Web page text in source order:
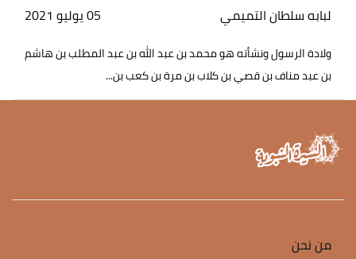
لبابه سلطان التميمي 05 يوليو 2021
ولادة الرسول ونشأته هو محمد بن عبد الله بن عبد المطلب بن هاشم
بن عبد مناف بن قصي بن كلاب بن مرة بن كعب بن...
من نحن